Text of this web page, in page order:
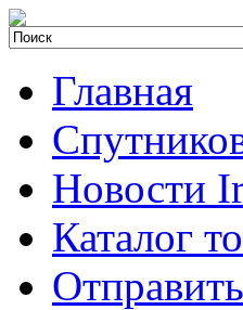
Главная
Новости
Каталог